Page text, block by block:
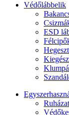
Védőlábbelik
ESD
Ruházat